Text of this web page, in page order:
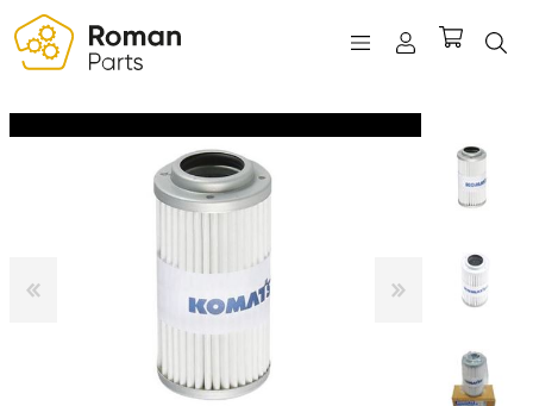
REGISTRO
INICIAR SESIÓN